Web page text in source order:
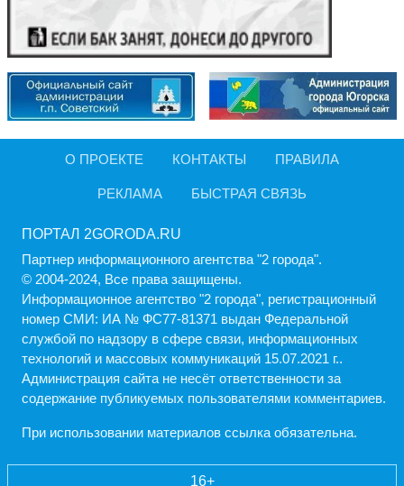
О ПРОЕКТЕ КОНТАКТЫ ПРАВИЛА
РЕКЛАМА БЫСТРАЯ СВЯЗЬ
ПОРТАЛ 2GORODA.RU
Партнер информационного агентства "2 города".
© 2004-2024, Все права защищены.
Информационное агентство "2 города", регистрационный
номер СМИ: ИА № ФС77-81371 выдан Федеральной
службой по надзору в сфере связи, информационных
технологий и массовых коммуникаций 15.07.2021 г..
Администрация cайта не несёт ответственности за
содержание публикуемых пользователями комментариев.
При использовании материалов ссылка обязательна.
16+